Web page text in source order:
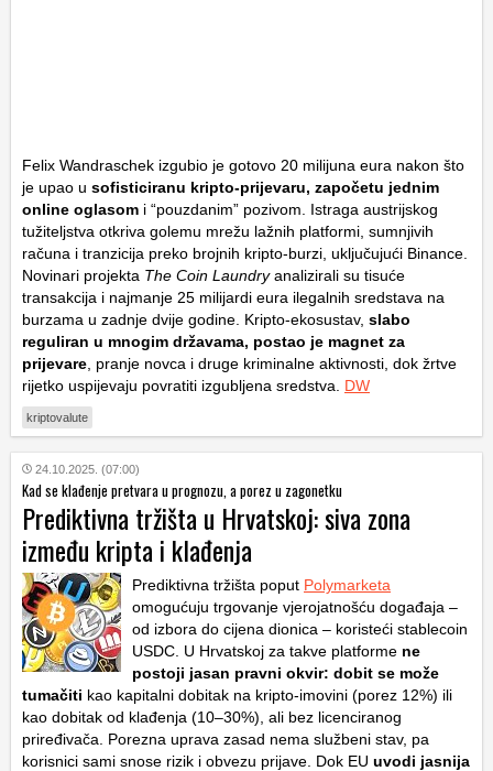
Felix Wandraschek izgubio je gotovo 20 milijuna eura nakon što
je upao u sofisticiranu kripto-prijevaru, započetu jednim
online oglasom i “pouzdanim” pozivom. Istraga austrijskog
tužiteljstva otkriva golemu mrežu lažnih platformi, sumnjivih
računa i tranzicija preko brojnih kripto-burzi, uključujući Binance.
Novinari projekta The Coin Laundryanalizirali su tisuće
transakcija i najmanje 25 milijardi eura ilegalnih sredstava na
burzama u zadnje dvije godine. Kripto-ekosustav, slabo
reguliran u mnogim državama, postao je magnet za
prijevare , pranje novca i druge kriminalne aktivnosti, dok žrtve
rijetko uspijevaju povratiti izgubljena sredstva. DW
kriptovalute
24.10.2025. (07:00)
Kad se klađenje pretvara u prognozu, a porez u zagonetku
Prediktivna tržišta u Hrvatskoj: siva zona
između kripta i klađenja
Prediktivna tržišta poput Polymarketa
omogućuju trgovanje vjerojatnošću događaja –
od izbora do cijena dionica – koristeći stablecoin
USDC. U Hrvatskoj za takve platforme ne
postoji jasan pravni okvir: dobit se može
tumačiti kao kapitalni dobitak na kripto-imovini (porez 12%) ili
kao dobitak od klađenja (10–30%), ali bez licenciranog
priređivača. Porezna uprava zasad nema službeni stav, pa
korisnici sami snose rizik i obvezu prijave. Dok EU uvodi jasnija